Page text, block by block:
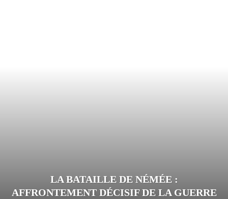
LA BATAILLE DE NÉMÉE :
AFFRONTEMENT DÉCISIF DE LA GUERRE